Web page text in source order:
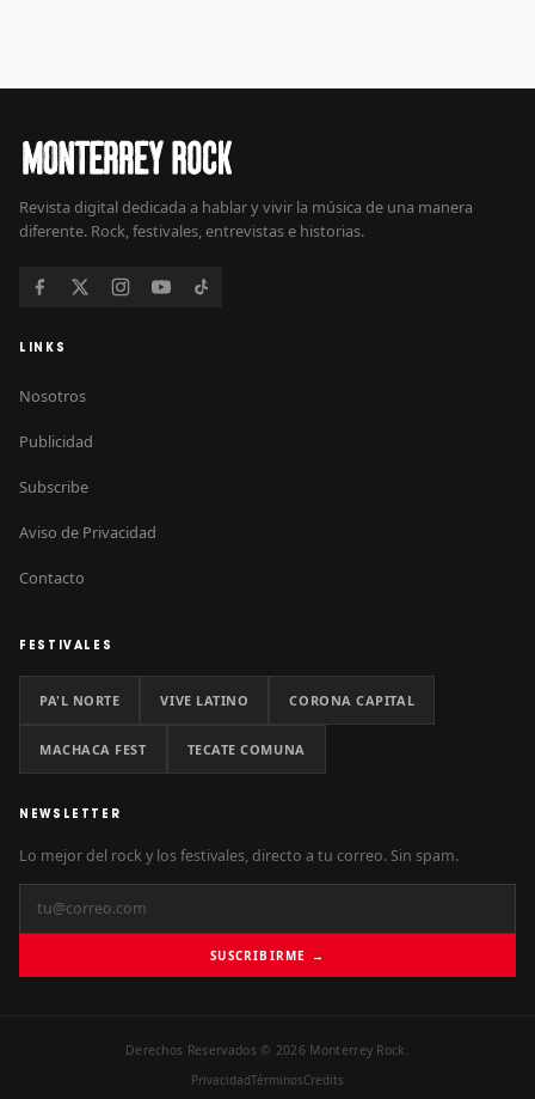
Revista digital dedicada a hablar y vivir la música de una manera
diferente. Rock, festivales, entrevistas e historias.
LINKS
Nosotros
Publicidad
Subscribe
Aviso de Privacidad
Contacto
FESTIVALES
PA'L NORTE VIVE LATINO CORONA CAPITAL
MACHACA FEST TECATE COMUNA
NEWSLETTER
Lo mejor del rock y los festivales, directo a tu correo. Sin spam.
SUSCRIBIRME →
Derechos Reservados © 2026 Monterrey Rock.
PrivacidadTérminosCredits